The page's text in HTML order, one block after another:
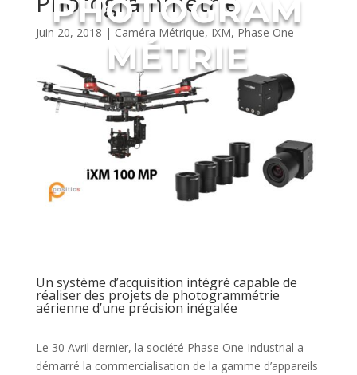
PHOTOGRAM
MÉTRIE
Juin 20, 2018 | Caméra Métrique, IXM, Phase One
Un système d’acquisition intégré capable de
réaliser des projets de photogrammétrie
aérienne d’une précision inégalée
Le 30 Avril dernier, la société Phase One Industrial a
démarré la commercialisation de la gamme d’appareils